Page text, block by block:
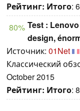
Рейтинг: Итого:
80% Test :
design,
Источник: 01Net
Классический
October 2015
Рейтинг: Итого: